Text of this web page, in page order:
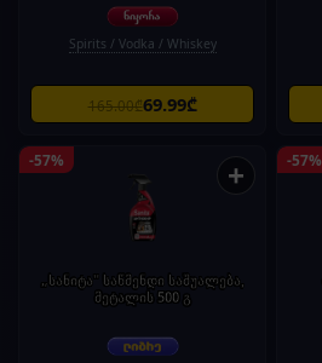
Spirits / Vodka / Whiskey
165.00₾69.99₾
-57% +
„სანიტა" საწმენდი საშუალება,
მეტალის 500 გ
-57%